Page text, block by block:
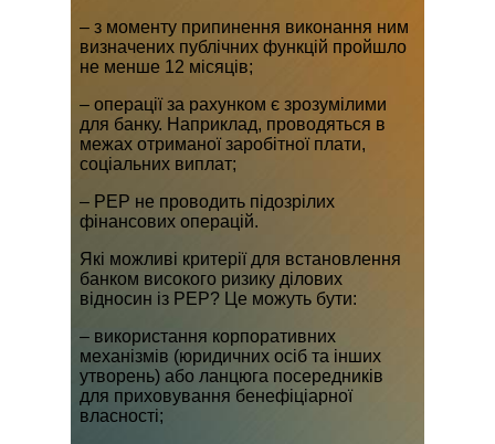
– з моменту припинення виконання ним
визначених публічних функцій пройшло
не менше 12 місяців;
– операції за рахунком є зрозумілими
для банку. Наприклад, проводяться в
межах отриманої заробітної плати,
соціальних виплат;
– PEP не проводить підозрілих
фінансових операцій.
Які можливі критерії для встановлення
банком високого ризику ділових
відносин із PEP? Це можуть бути:
– використання корпоративних
механізмів (юридичних осіб та інших
утворень) або ланцюга посередників
для приховування бенефіціарної
власності;